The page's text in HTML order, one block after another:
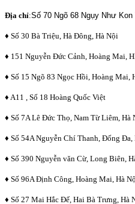
Địa chỉ:Số 70 Ngõ 68 Ngụy Như
♦ Số 30 Bà Triệu, Hà Đông, Hà Nội
♦ 151 Nguyễn Đức Cảnh, Hoàng Mai,
♦ Số 15 Ngõ 83 Ngọc Hồi, Hoàng Mai,
♦ A11 , Số 18 Hoàng Quốc Việt
♦ Số 7A Lê Đức Thọ, Nam Từ Liêm, Hà
♦ Số 54A Nguyễn Chí Thanh, Đống Đa,
♦ Số 390 Nguyễn văn Cừ, Long Biên,
♦ Số 96A Định Công, Hoàng Mai, Hà
♦ Số 27 Mai Hắc Đế, Hai Bà Trưng, Hà